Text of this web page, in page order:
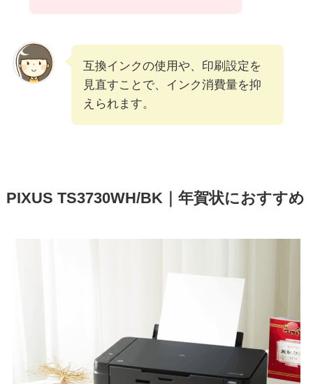
互換インクの使用や、印刷設定を
見直すことで、インク消費量を抑
えられます。
PIXUS TS3730WH/BK｜年賀状におすすめ